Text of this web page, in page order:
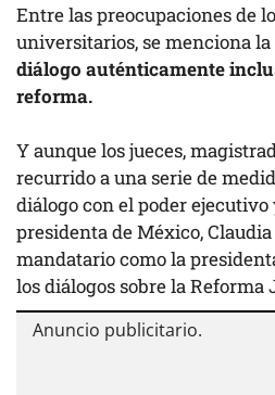
Entre las preocupaciones de
universitarios, se menciona la
diálogo auténticamente
reforma.
Y aunque los jueces,
recurrido a una serie de
diálogo con el poder
presidenta de México,
mandatario como la
los diálogos sobre la Reforma